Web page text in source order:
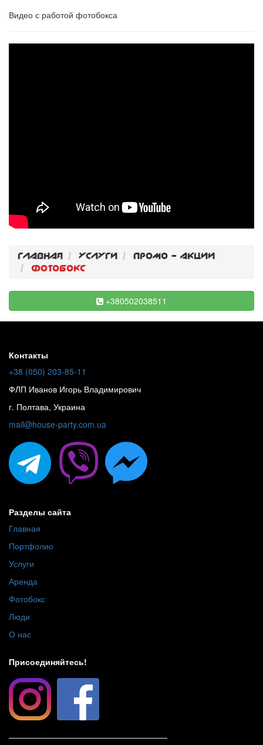
Видео с работой фотобокса
Главная Услуги
Промо - акции
Фотобокс
+380502038511
Контакты
+38 (050) 203-85-11
ФЛП Иванов Игорь Владимирович
г. Полтава, Украина
mail@house-party.com.ua
Разделы сайта
Главная
Портфолио
Услуги
Аренда
Фотобокс
Люди
О нас
Присоединяйтесь!